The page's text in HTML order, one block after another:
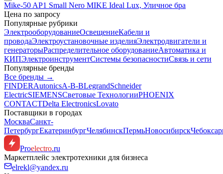
Mike-50 AP1 Small Nero MIKE Ideal Lux, Уличное бра
Цена по запросу
Популярные рубрики
ЭлектрооборудованиеОсвещениеКабели и
проводаЭлектроустановочные изделияЭлектродвигатели и
генераторыРаспределительное оборудованиеАвтоматика и
КИПЭлектроинструментСистемы безопасностиСвязь и сети
Популярные бренды
Все бренды →
FINDERAutonicsA-B-BLegrandSchneider
ElectricSIEMENSСветовые ТехнологииPHOENIX
CONTACTDelta ElectronicsLovato
Поставщики в городах
МоскваСанкт-
ПетербургЕкатеринбургЧелябинскПермьНовосибирск
Proelectro.ru
Маркетплейс электротехники для бизнеса
elrekl@yandex.ru